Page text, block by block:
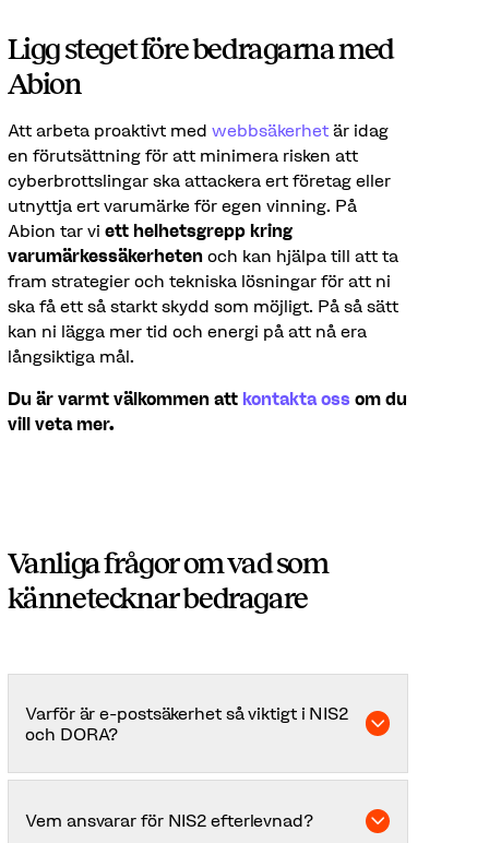
Ligg steget före bedragarna med
Abion
Att arbeta proaktivt med webbsäkerhetär idag
en förutsättning för att minimera risken att
cyberbrottslingar ska attackera ert företag eller
utnyttja ert varumärke för egen vinning. På
Abion tar vi ett helhetsgrepp kring
varumärkessäkerhetenoch kan hjälpa till att ta
fram strategier och tekniska lösningar för att ni
ska få ett så starkt skydd som möjligt. På så sätt
kan ni lägga mer tid och energi på att nå era
långsiktiga mål.
Du är varmt välkommen att kontakta oss om du
vill veta mer.
Vanliga frågor om vad som
kännetecknar bedragare
Varför är e-postsäkerhet så viktigt i NIS2
och DORA?
E-post är en vanlig startpunkt för phishing,
incidenter som behöver hanteras och i vissa fall
Vem ansvarar för NIS2 efterlevnad?